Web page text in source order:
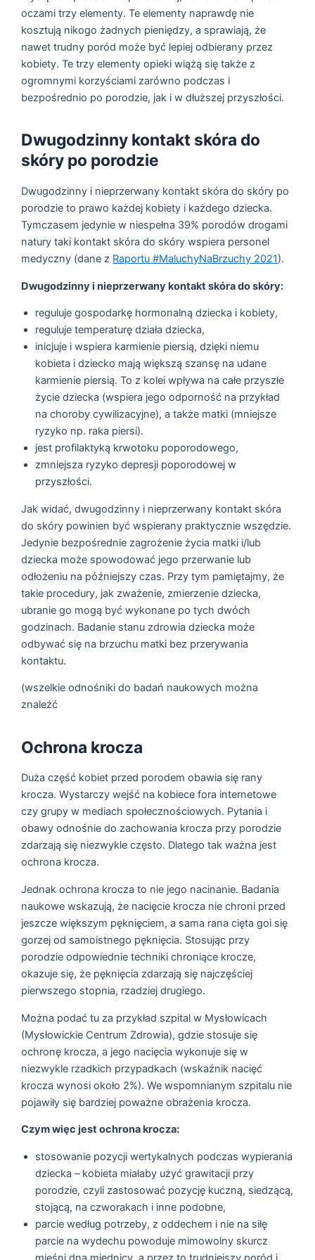
oczami trzy elementy. Te elementy naprawdę nie
kosztują nikogo żadnych pieniędzy, a sprawiają, że
nawet trudny poród może być lepiej odbierany przez
kobiety. Te trzy elementy opieki wiążą się także z
ogromnymi korzyściami zarówno podczas i
bezpośrednio po porodzie, jak i w dłuższej przyszłości.
Dwugodzinny kontakt skóra do
skóry po porodzie
Dwugodzinny i nieprzerwany kontakt skóra do skóry po
porodzie to prawo każdej kobiety i każdego dziecka.
Tymczasem jedynie w niespełna 39% porodów drogami
natury taki kontakt skóra do skóry wspiera personel
medyczny (dane z Raportu #MaluchyNaBrzuchy 2021).
Dwugodzinny i nieprzerwany kontakt skóra do skóry:
reguluje gospodarkę hormonalną dziecka i kobiety,
reguluje temperaturę działa dziecka,
inicjuje i wspiera karmienie piersią, dzięki niemu
kobieta i dziecko mają większą szansę na udane
karmienie piersią. To z kolei wpływa na całe przyszłe
życie dziecka (wspiera jego odporność na przykład
na choroby cywilizacyjne), a także matki (mniejsze
ryzyko np. raka piersi).
jest profilaktyką krwotoku poporodowego,
zmniejsza ryzyko depresji poporodowej w
przyszłości.
Jak widać, dwugodzinny i nieprzerwany kontakt skóra
do skóry powinien być wspierany praktycznie wszędzie.
Jedynie bezpośrednie zagrożenie życia matki i/lub
dziecka może spowodować jego przerwanie lub
odłożeniu na późniejszy czas. Przy tym pamiętajmy, że
takie procedury, jak zważenie, zmierzenie dziecka,
ubranie go mogą być wykonane po tych dwóch
godzinach. Badanie stanu zdrowia dziecka może
odbywać się na brzuchu matki bez przerywania
kontaktu.
(wszelkie odnośniki do badań naukowych można
znaleźć
Ochrona krocza
Duża część kobiet przed porodem obawia się rany
krocza. Wystarczy wejść na kobiece fora internetowe
czy grupy w mediach społecznościowych. Pytania i
obawy odnośnie do zachowania krocza przy porodzie
zdarzają się niezwykle często. Dlatego tak ważna jest
ochrona krocza.
Jednak ochrona krocza to nie jego nacinanie. Badania
naukowe wskazują, że nacięcie krocza nie chroni przed
jeszcze większym pęknięciem, a sama rana cięta goi się
gorzej od samoistnego pęknięcia. Stosując przy
porodzie odpowiednie techniki chroniące krocze,
okazuje się, że pęknięcia zdarzają się najczęściej
pierwszego stopnia, rzadziej drugiego.
Można podać tu za przykład szpital w Mysłowicach
(Mysłowickie Centrum Zdrowia), gdzie stosuje się
ochronę krocza, a jego nacięcia wykonuje się w
niezwykle rzadkich przypadkach (wskaźnik nacięć
krocza wynosi około 2%). We wspomnianym szpitalu nie
pojawiły się bardziej poważne obrażenia krocza.
Czym więc jest ochrona krocza:
stosowanie pozycji wertykalnych podczas wypierania
dziecka – kobieta miałaby użyć grawitacji przy
porodzie, czyli zastosować pozycję kuczną, siedzącą,
stojącą, na czworakach i inne podobne,
parcie według potrzeby, z oddechem i nie na siłę
parcie na wydechu powoduje mimowolny skurcz